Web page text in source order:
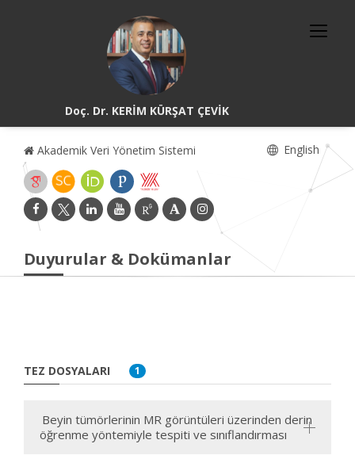
Doç. Dr. KERİM KÜRŞAT ÇEVİK
Akademik Veri Yönetim Sistemi English
Duyurular & Dokümanlar
TEZ DOSYALARI 1
Beyin tümörlerinin MR görüntüleri üzerinden derin
öğrenme yöntemiyle tespiti ve sınıflandırması